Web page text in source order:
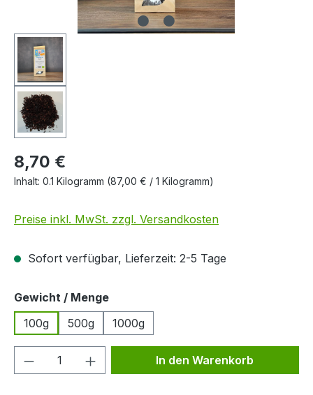
8,70 €
Inhalt: 0.1 Kilogramm (87,00 € / 1 Kilogramm)
Preise inkl. MwSt. zzgl. Versandkosten
Sofort verfügbar, Lieferzeit: 2-5 Tage
Gewicht / Mengeauswählen
100g
500g 1000g
Produkt Anzahl: Gib denIn den Warenkorb